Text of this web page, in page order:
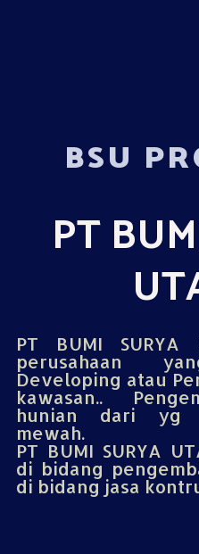
BSU
PT
PT BUMI SURYA
perusahaan
Developing atau
kawasan..
hunian dari yg
mewah.
PT BUMI SURYA
di bidang
di bidang jasa